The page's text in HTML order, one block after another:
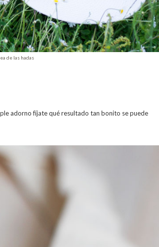
de las hadas
adorno fíjate qué resultado tan bonito se puede